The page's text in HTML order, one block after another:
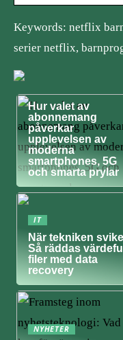
Keywords: netflix
serier netflix,
Hur valet av
abonnemang
påverkar
upplevelsen av
moderna
smartphones, 5G
och smarta prylar
IT
När tekniken
Så räddas
filer med data
recovery
NYHETER